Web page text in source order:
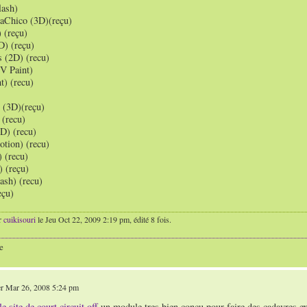
(3D)(reçu)
(reçu)
(reçu)
(2D) (recu)
Paint)
(recu)
(3D)(reçu)
(recu)
(recu)
(recu)
(reçu)
(recu)
cuikisourile Jeu Oct 22, 2009 2:19 pm, édité 8 fois.
Mar 26, 2008 5:24 pm